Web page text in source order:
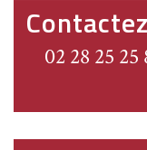
02 28 25